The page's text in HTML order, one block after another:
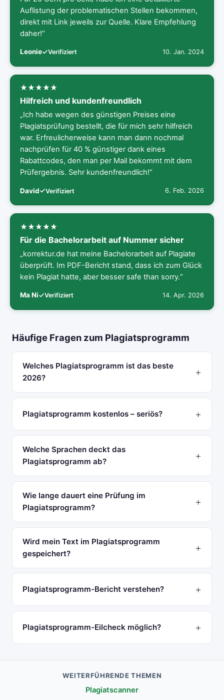
Auflistung der problematischen Stellen bekommen,
direkt mit Link jeweils zur Quelle. Klare Empfehlung
daher!“
Leonie Verifiziert 10. Jan. 2024
Hilfreich und kundenfreundlich
„Ich habe wegen des günstigen Preises eine
Plagiatsprüfung bestellt, die für mich sehr hilfreich
war. Erfreulicherweise kann man dann nochmal
nachprüfen für 40 % günstiger dank eines
Rabattcodes, den man per Mail bekommt mit dem
Prüfergebnis. Sehr kundenfreundlich!“
David Verifiziert 6. Feb. 2026
Für die Bachelorarbeit auf Nummer sicher
„korrektur.de hat meine Bachelorarbeit auf Plagiate
überprüft. Im PDF-Bericht stand, dass ich zum Glück
kein Plagiat hatte, aber besser safe than sorry.“
Ma Ni Verifiziert 14. Apr. 2026
Häufige Fragen zum Plagiatsprogramm
Welches Plagiatsprogramm ist das beste
2026?
Plagiatsprogramm kostenlos – seriös?
Welche Sprachen deckt das
Plagiatsprogramm ab?
Wie lange dauert eine Prüfung im
Plagiatsprogramm?
Wird mein Text im Plagiatsprogramm
gespeichert?
Plagiatsprogramm-Bericht verstehen?
Plagiatsprogramm-Eilcheck möglich?
WEITERFÜHRENDE THEMEN
Plagiatscanner